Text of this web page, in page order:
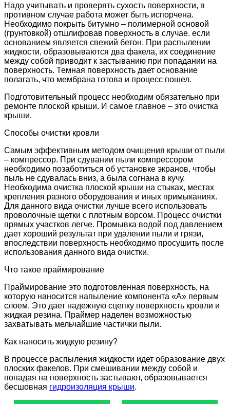
Надо учитывать и проверять сухость поверхности, в
противном случае работа может быть испорчена.
Необходимо покрыть битумно – полимерной основой
(грунтовкой) отшлифовав поверхность в случае. если
основанием является свежий бетон. При распылении
жидкости, образовываются два факела, их соединение
между собой приводит к застыванию при попадании на
поверхность. Темная поверхность дает основание
полагать, что мембрана готова и процесс пошел.
Подготовительный процесс необходим обязательно при
ремонте плоской крыши. И самое главное – это очистка
крыши.
Способы очистки кровли
Самым эффективным методом очищения крыши от пыли
– компрессор. При сдувании пыли компрессором
необходимо позаботиться об установке экранов, чтобы
пыль не сдувалась вниз, а была согнана в кучу.
Необходима очистка плоской крыши на стыках, местах
крепления разного оборудования и иных примыканиях.
Для данного вида очистки лучше всего использовать
проволочные щетки с плотным ворсом. Процесс очистки
прямых участков легче. Промывка водой под давлением
дает хороший результат при удалении пыли и грязи,
впоследствии поверхность необходимо просушить после
использования данного вида очистки.
Что такое праймирование
Праймирование это подготовленная поверхность, на
которую наносится напыление компонента «А» первым
слоем. Это дает надежную сцепку поверхность кровли и
жидкая резина. Праймер наделен возможностью
захватывать мельчайшие частички пыли.
Как наносить жидкую резину?
В процессе распыления жидкости идет образование двух
плоских факелов. При смешивании между собой и
попадая на поверхность застывают, образовывается
бесшовная гидроизоляция крыши.